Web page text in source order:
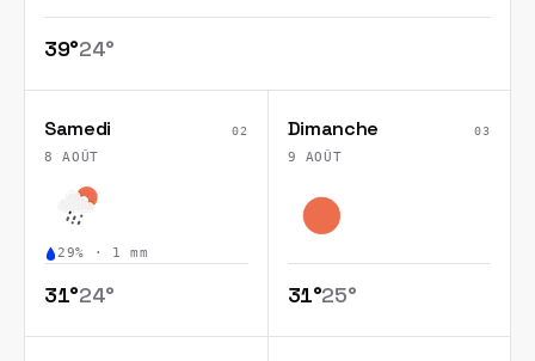
39°24°
Samedi
8 AOÛT
02
29% · 1 mm
31°24°
Dimanche
9 AOÛT
03
31°25°